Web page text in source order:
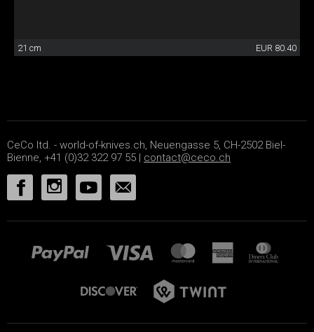
21 cm EUR 80.40
CeCo ltd. - world-of-knives.ch, Neuengasse 5, CH-2502 Biel-
Bienne, +41 (0)32 322 97 55 | contact@ceco.ch